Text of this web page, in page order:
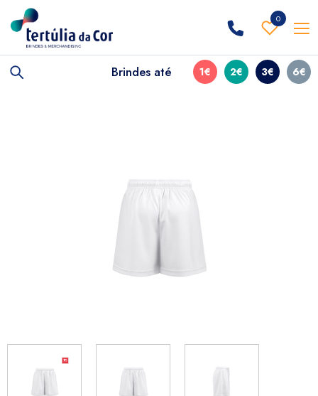
0
Brindes até 1€ 2€ 3€ 6€